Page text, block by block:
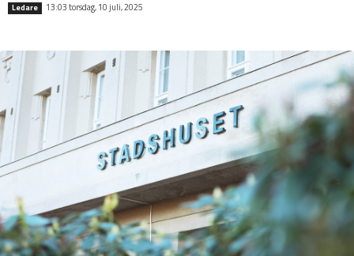
Ledare 13:03 torsdag, 10 juli, 2025